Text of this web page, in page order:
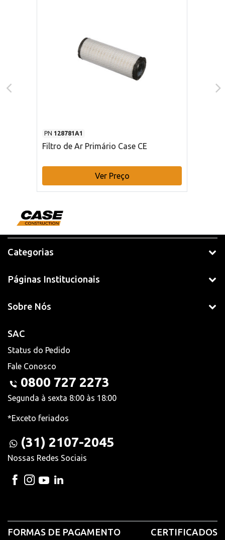
PN 128781A1
Filtro de Ar Primário Case CE
Ver Preço
Categorias
Páginas Institucionais
Sobre Nós
SAC
Status do Pedido
Fale Conosco
0800 727 2273
Segunda à sexta 8:00 às 18:00
*Exceto feriados
(31) 2107-2045
Nossas Redes Sociais
FORMAS DE PAGAMENTO CERTIFICADOS